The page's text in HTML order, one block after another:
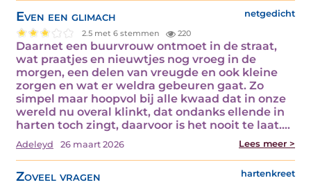
Even een glimach netgedicht
2.5 met 6 stemmen 220
Daarnet een buurvrouw ontmoet in de straat,
wat praatjes en nieuwtjes nog vroeg in de
morgen, een delen van vreugde en ook kleine
zorgen en wat er weldra gebeuren gaat. Zo
simpel maar hoopvol bij alle kwaad dat in onze
wereld nu overal klinkt, dat ondanks ellende in
harten toch zingt, daarvoor is het nooit te laat.…
Adeleyd 26 maart 2026 Lees meer >
Zoveel vragen hartenkreet